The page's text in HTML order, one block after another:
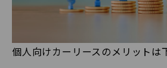
個人向けカーリースのメリットは